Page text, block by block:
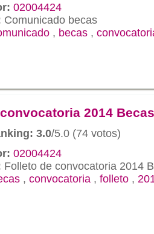
02004424
Comunicado becas
, becas ,
2014 Becas
3.0/5.0 (74 votos)
02004424
Folleto de convocatoria 2014
, convocatoria , folleto ,